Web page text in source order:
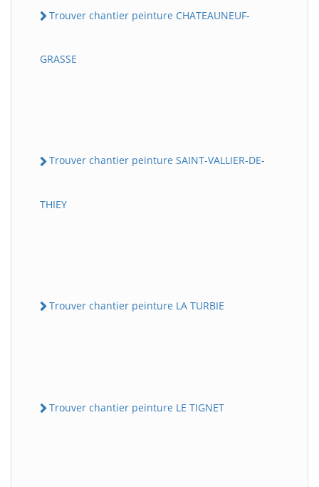
Trouver chantier peinture CHATEAUNEUF-
GRASSE
Trouver chantier peinture SAINT-VALLIER-DE-
THIEY
Trouver chantier peinture LA TURBIE
Trouver chantier peinture LE TIGNET